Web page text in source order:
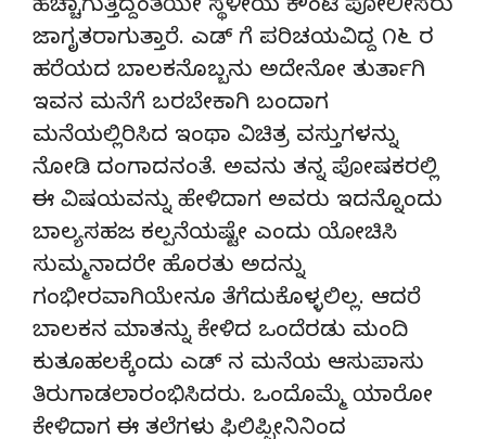
ಹೆಚ್ಚಾಗುತ್ತಿದ್ದಂತೆಯೇ ಸ್ಥಳೀಯ ಕೌಂಟಿ ಪೋಲೀಸರು
ಜಾಗೃತರಾಗುತ್ತಾರೆ. ಎಡ್ ಗೆ ಪರಿಚಯವಿದ್ದ ೧೬ ರ
ಹರೆಯದ ಬಾಲಕನೊಬ್ಬನು ಅದೇನೋ ತುರ್ತಾಗಿ
ಇವನ ಮನೆಗೆ ಬರಬೇಕಾಗಿ ಬಂದಾಗ
ಮನೆಯಲ್ಲಿರಿಸಿದ ಇಂಥಾ ವಿಚಿತ್ರ ವಸ್ತುಗಳನ್ನು
ನೋಡಿ ದಂಗಾದನಂತೆ. ಅವನು ತನ್ನ ಪೋಷಕರಲ್ಲಿ
ಈ ವಿಷಯವನ್ನು ಹೇಳಿದಾಗ ಅವರು ಇದನ್ನೊಂದು
ಬಾಲ್ಯಸಹಜ ಕಲ್ಪನೆಯಷ್ಟೇ ಎಂದು ಯೋಚಿಸಿ
ಸುಮ್ಮನಾದರೇ ಹೊರತು ಅದನ್ನು
ಗಂಭೀರವಾಗಿಯೇನೂ ತೆಗೆದುಕೊಳ್ಳಲಿಲ್ಲ. ಆದರೆ
ಬಾಲಕನ ಮಾತನ್ನು ಕೇಳಿದ ಒಂದೆರಡು ಮಂದಿ
ಕುತೂಹಲಕ್ಕೆಂದು ಎಡ್ ನ ಮನೆಯ ಆಸುಪಾಸು
ತಿರುಗಾಡಲಾರಂಭಿಸಿದರು. ಒಂದೊಮ್ಮೆ ಯಾರೋ
ಕೇಳಿದಾಗ ಈ ತಲೆಗಳು ಫಿಲಿಪ್ಪೀನಿನಿಂದ